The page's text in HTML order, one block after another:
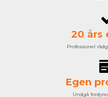
20 års
Professionel
Egen
Undgå